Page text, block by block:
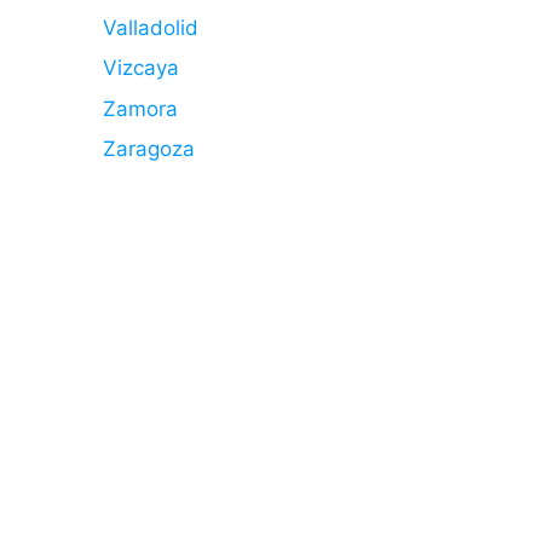
Valladolid
Vizcaya
Zamora
Zaragoza